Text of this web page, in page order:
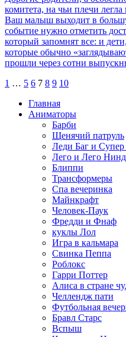
комитета, на чьи плечи
Ваш малыш выходит в
событие нужно отметить
который запомнят все: и
которые обычно
прошли через сотни
1 … 5 6 7 8 9 10
Главная
Аниматоры
Барби
Щенячий патруль
Леди Баг и Супер
Лего и Лего
Блиппи
Трансформеры
Спа вечеринка
Майнкрафт
Человек-Паук
Фредди и Фнаф
куклы Лол
Игра в кальмара
Свинка Пеппа
Роблокс
Гарри Поттер
Алиса в стране
Челлендж пати
Футбольная
Бравл Старс
Вспыш